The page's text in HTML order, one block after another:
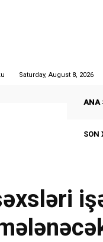
Saturday, August 8, 2026
ANA
SON